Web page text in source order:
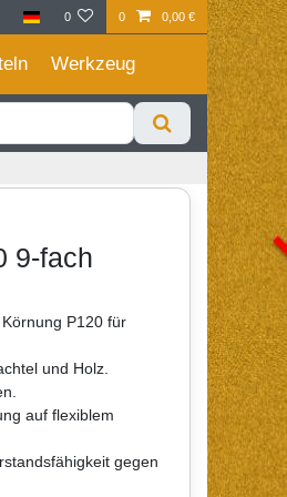
0 0 0,00 €
bitte hier klicken
Werkzeug
9-fach
P120 für
und Holz.
auf flexiblem
gegen